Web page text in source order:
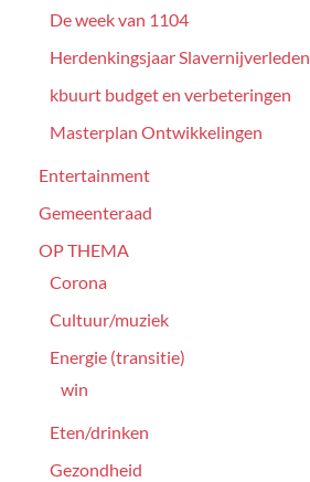
De week van 1104
Herdenkingsjaar Slavernijverleden
kbuurt budget en verbeteringen
Masterplan Ontwikkelingen
Entertainment
Gemeenteraad
OP THEMA
Corona
Cultuur/muziek
Energie (transitie)
win
Eten/drinken
Gezondheid